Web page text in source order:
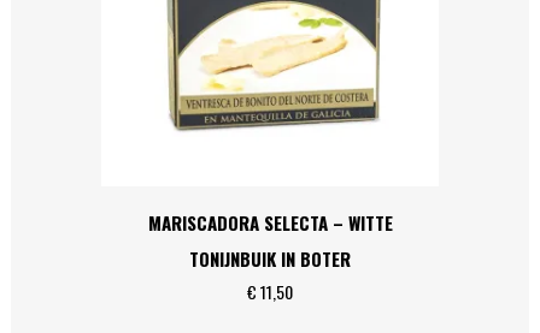
MARISCADORA SELECTA – WITTE
TONIJNBUIK IN BOTER
€11,50